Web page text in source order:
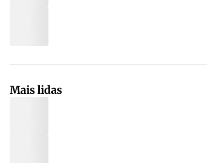
Mais lidas